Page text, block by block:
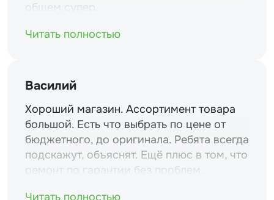
общем супер.
Читать полностью
Василий
Хороший магазин. Ассортимент товара
большой. Есть что выбрать по цене от
бюджетного, до оригинала. Ребята всегда
подскажут, объяснят. Ещё плюс в том, что
ремонт по гарантии без проблем.
Читать полностью